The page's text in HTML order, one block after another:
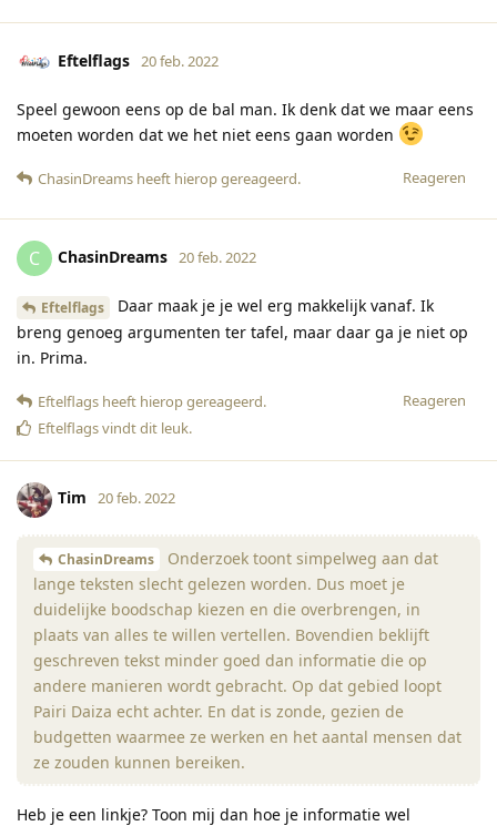
Eftelflags 20 feb. 2022
Speel gewoon eens op de bal man. Ik denk dat we maar eens
moeten worden dat we het niet eens gaan worden
Reageren
ChasinDreams heeft hierop gereageerd.
C ChasinDreams 20 feb. 2022
Eftelflags
Daar maak je je wel erg makkelijk vanaf. Ik
breng genoeg argumenten ter tafel, maar daar ga je niet op
in. Prima.
Reageren
Eftelflags heeft hierop gereageerd.
Eftelflagsvindt dit leuk.
Tim 20 feb. 2022
ChasinDreams
Onderzoek toont simpelweg aan dat
lange teksten slecht gelezen worden. Dus moet je
duidelijke boodschap kiezen en die overbrengen, in
plaats van alles te willen vertellen. Bovendien beklijft
geschreven tekst minder goed dan informatie die op
andere manieren wordt gebracht. Op dat gebied loopt
Pairi Daiza echt achter. En dat is zonde, gezien de
budgetten waarmee ze werken en het aantal mensen dat
ze zouden kunnen bereiken.
Heb je een linkje? Toon mij dan hoe je informatie wel